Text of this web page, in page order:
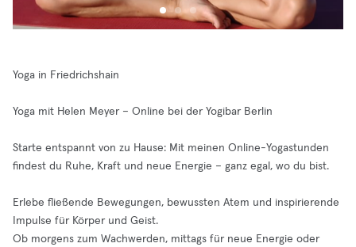
Yoga in Friedrichshain
Yoga mit Helen Meyer – Online bei der Yogibar Berlin
Starte entspannt von zu Hause: Mit meinen Online-Yogastunden
findest du Ruhe, Kraft und neue Energie – ganz egal, wo du bist.
Erlebe fließende Bewegungen, bewussten Atem und inspirierende
Impulse für Körper und Geist.
Ob morgens zum Wachwerden, mittags für neue Energie oder